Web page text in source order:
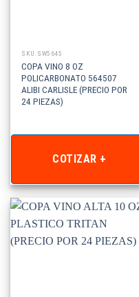
SKU: SW5645
COPA VINO 8 OZ
POLICARBONATO 564507
ALIBI CARLISLE (PRECIO POR
24 PIEZAS)
COTIZAR +